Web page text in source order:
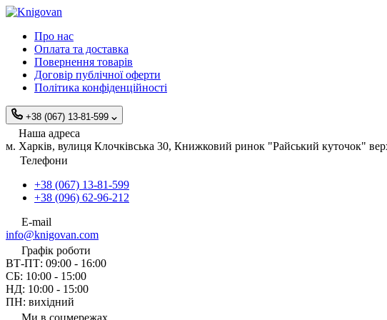
Про нас
Оплата та доставка
Повернення товарів
Договір публічної оферти
Політика конфіденційності
+38 (067) 13-81-599
Наша адреса
м. Харків, вулиця Клочківська 30, Книжковий ринок "Райський куточок"
Телефони
+38 (067) 13-81-599
+38 (096) 62-96-212
E-mail
info@knigovan.com
Графік роботи
ВТ-ПТ: 09:00 - 16:00
СБ: 10:00 - 15:00
НД: 10:00 - 15:00
ПН: вихідний
Ми в соцмережах